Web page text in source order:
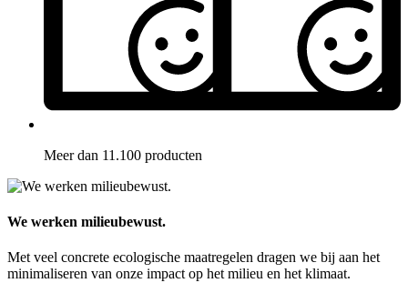
Meer dan 11.100 producten
We werken milieubewust.
Met veel concrete ecologische maatregelen dragen we bij aan het
minimaliseren van onze impact op het milieu en het klimaat.